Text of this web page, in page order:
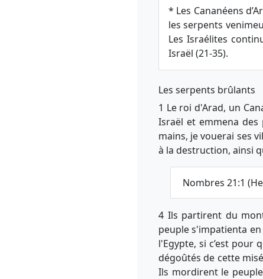
* Les Cananéens
les serpents
Les Israélites
Israël (21-35).
Les serpents brûlants
1 Le roi d'Arad, un
Israël et emmena
mains, je vouerai ses
à la destruction, ainsi
Nombres 21:1
4 Ils partirent du
peuple s'impatienta
l'Egypte, si c’est pour
dégoûtés de cette
Ils mordirent le